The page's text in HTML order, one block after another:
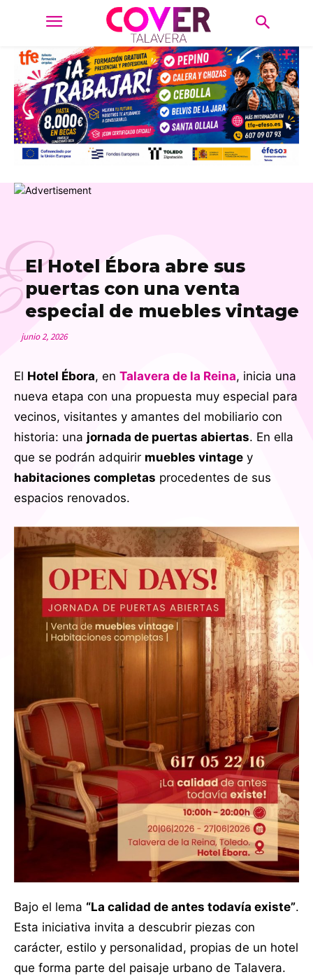
El Hotel Ébora abre sus
puertas con una venta
especial de muebles vintage
junio 2, 2026
El Hotel Ébora, en Talavera de la Reina, inicia una
nueva etapa con una propuesta muy especial para
vecinos, visitantes y amantes del mobiliario con
historia: una jornada de puertas abiertas. En ella
que se podrán adquirir muebles vintage y
habitaciones completas procedentes de sus
espacios renovados.
Bajo el lema “La calidad de antes todavía existe”.
Esta iniciativa invita a descubrir piezas con
carácter, estilo y personalidad, propias de un hotel
que forma parte del paisaje urbano de Talavera.